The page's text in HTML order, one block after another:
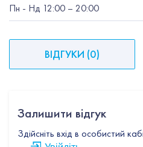
Пн - Нд 12:00 – 20:00
ВІДГУКИ (0)
Залишити відгук
Здійсніть вхід в особистий